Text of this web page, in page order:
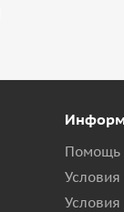
Помощь
Условия